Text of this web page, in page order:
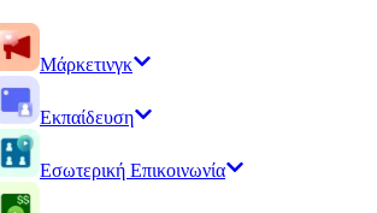
Μάρκετινγκ
Εκπαίδευση
Εσωτερική Επικοινωνία